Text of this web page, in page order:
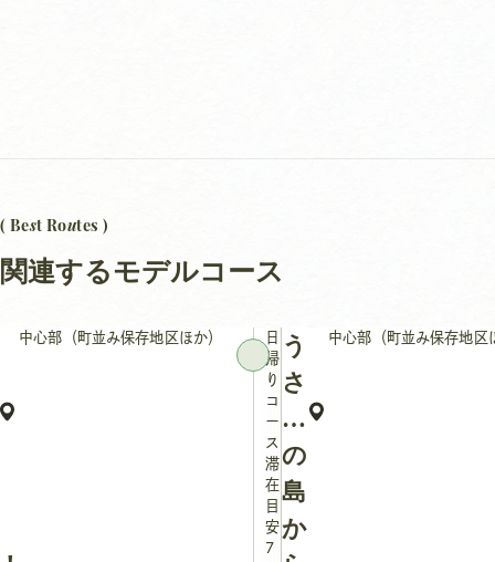
( Best Routes )
関連するモデルコース
中心部（町並み保存地区ほか）
日
帰
り
コ
ー
ス
滞
在
目
安：
7
う
さ
ぎ
の
島
か
中心部（町並み保存地区